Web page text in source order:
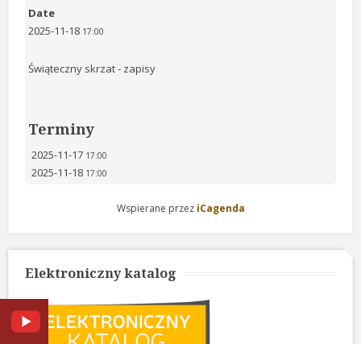
Date
2025-11-18 17:00
Świąteczny skrzat - zapisy
Terminy
2025-11-17 17:00
2025-11-18 17:00
Wspierane przez iCagenda
Elektroniczny katalog